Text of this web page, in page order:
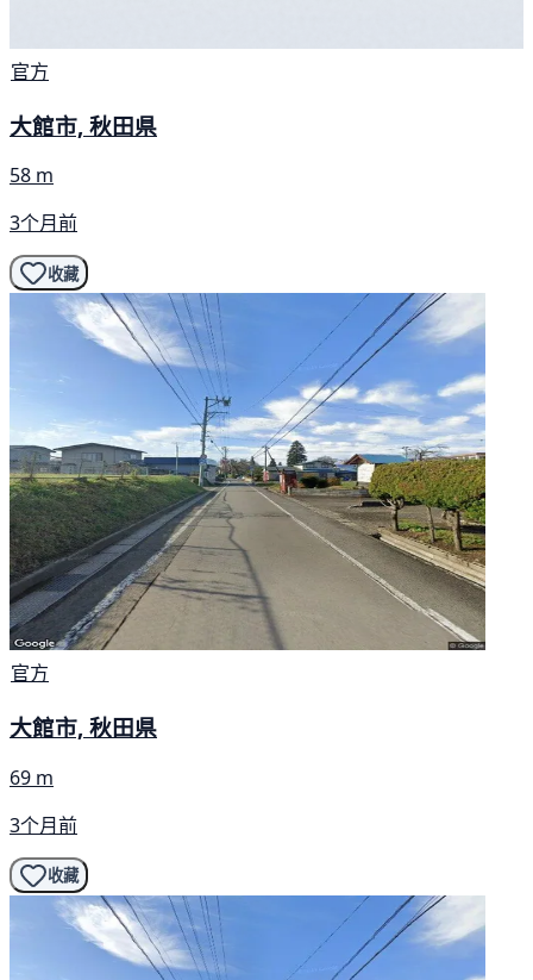
官方
大館市, 秋田県
58 m
3个月前
收藏
官方
大館市, 秋田県
69 m
3个月前
收藏